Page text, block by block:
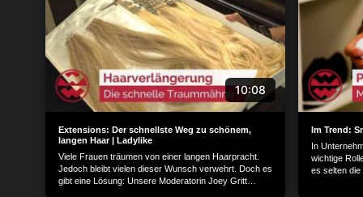
Wir und unsere
verarbeiten
Gerät für
Serviceentwicklung
genaue
o. a.
Informationen
Bitte
stattfinden kann,
gelten lediglich für
widerrufen, indem
10:08
Extensions: Der schnellste Weg zu schönem,
langen Haar | Ladylike
Viele Frauen träumen von einer langen Haarpracht.
Jedoch bleibt vielen dieser Wunsch verwehrt. Doch es
gibt eine Lösung: Unsere Moderatorin Joey Gritt
Im Trend:
In
wichtige
es selten